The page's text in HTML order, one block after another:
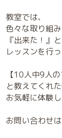
教室では、
色々な取り組
『出来た！』
レッスンを行
【10人中9人
と教えてくれ
お気軽に体験
お問い合わせ